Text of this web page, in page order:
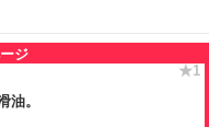
油。